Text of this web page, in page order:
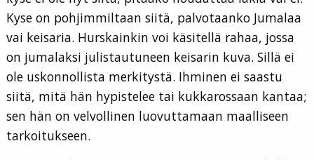
Kyse on pohjimmiltaan siitä, palvotaanko Jumalaa
vai keisaria. Hurskainkin voi käsitellä rahaa, jossa
on jumalaksi julistautuneen keisarin kuva. Sillä ei
ole uskonnollista merkitystä. Ihminen ei saastu
siitä, mitä hän hypistelee tai kukkarossaan kantaa;
sen hän on velvollinen luovuttamaan maalliseen
tarkoitukseen.